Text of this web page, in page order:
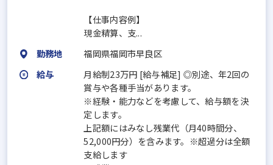
【仕事内容例】
現金精算、支...
勤務地
福岡県福岡市早良区
給与
月給制23万円 [給与補足] ◎別途、年2回の
賞与や各種手当があります。
※経験・能力などを考慮して、給与額を決
定します。
上記額にはみなし残業代（月40時間分、
52,000円分）を含みます。※超過分は全額
支給します